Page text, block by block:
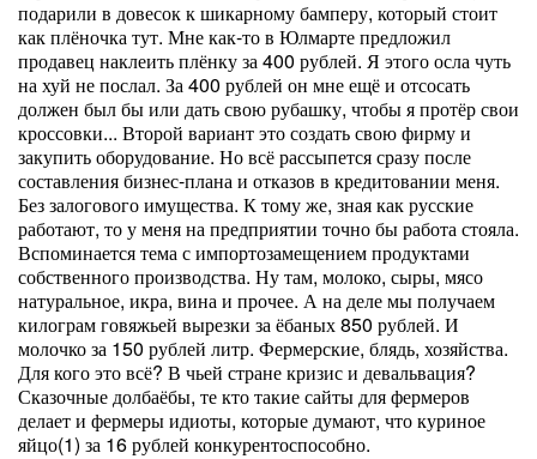
подарили в довесок к шикарному бамперу, который стоит
как плёночка тут. Мне как-то в Юлмарте предложил
продавец наклеить плёнку за 400 рублей. Я этого осла чуть
на хуй не послал. За 400 рублей он мне ещё и отсосать
должен был бы или дать свою рубашку, чтобы я протёр свои
кроссовки... Второй вариант это создать свою фирму и
закупить оборудование. Но всё рассыпется сразу после
составления бизнес-плана и отказов в кредитовании меня.
Без залогового имущества. К тому же, зная как русские
работают, то у меня на предприятии точно бы работа стояла.
Вспоминается тема с импортозамещением продуктами
собственного производства. Ну там, молоко, сыры, мясо
натуральное, икра, вина и прочее. А на деле мы получаем
килограм говяжьей вырезки за ёбаных 850 рублей. И
молочко за 150 рублей литр. Фермерские, блядь, хозяйства.
Для кого это всё? В чьей стране кризис и девальвация?
Сказочные долбаёбы, те кто такие сайты для фермеров
делает и фермеры идиоты, которые думают, что куриное
яйцо(1) за 16 рублей конкурентоспособно.